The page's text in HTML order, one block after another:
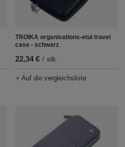
TROIKA organisations-etui travel
case - schwarz
22,34 € / stk.
+ Auf die vergleichsliste